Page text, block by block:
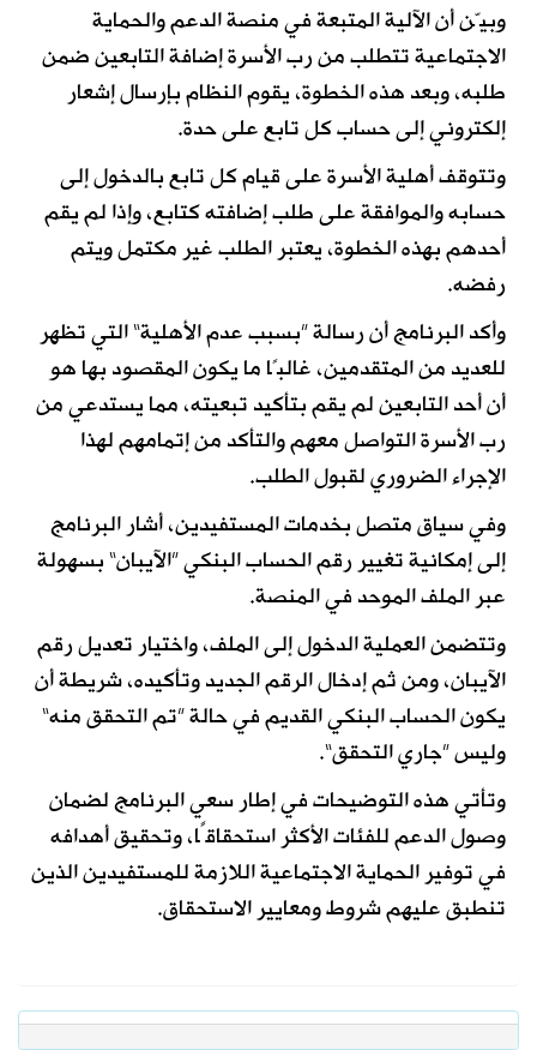
وبيّن أن الآلية المتبعة في منصة الدعم والحماية
الاجتماعية تتطلب من رب الأسرة إضافة التابعين ضمن
طلبه، وبعد هذه الخطوة، يقوم النظام بإرسال إشعار
إلكتروني إلى حساب كل تابع على حدة.
وتتوقف أهلية الأسرة على قيام كل تابع بالدخول إلى
حسابه والموافقة على طلب إضافته كتابع، وإذا لم يقم
أحدهم بهذه الخطوة، يعتبر الطلب غير مكتمل ويتم
رفضه.
وأكد البرنامج أن رسالة ”بسبب عدم الأهلية“ التي تظهر
للعديد من المتقدمين، غالبًا ما يكون المقصود بها هو
أن أحد التابعين لم يقم بتأكيد تبعيته، مما يستدعي من
رب الأسرة التواصل معهم والتأكد من إتمامهم لهذا
الإجراء الضروري لقبول الطلب.
وفي سياق متصل بخدمات المستفيدين، أشار البرنامج
إلى إمكانية تغيير رقم الحساب البنكي ”الآيبان“ بسهولة
عبر الملف الموحد في المنصة.
وتتضمن العملية الدخول إلى الملف، واختيار تعديل رقم
الآيبان، ومن ثم إدخال الرقم الجديد وتأكيده، شريطة أن
يكون الحساب البنكي القديم في حالة ”تم التحقق منه“
وليس ”جاري التحقق“.
وتأتي هذه التوضيحات في إطار سعي البرنامج لضمان
وصول الدعم للفئات الأكثر استحقاقًا، وتحقيق أهدافه
في توفير الحماية الاجتماعية اللازمة للمستفيدين الذين
تنطبق عليهم شروط ومعايير الاستحقاق.